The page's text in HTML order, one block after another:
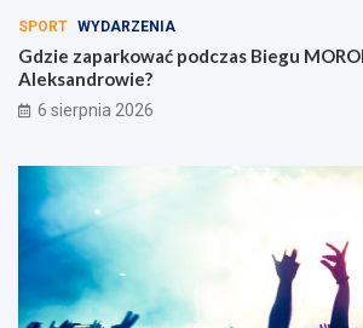
SPORT WYDARZENIA
Gdzie zaparkować podczas Biegu
Aleksandrowie?
6 sierpnia 2026